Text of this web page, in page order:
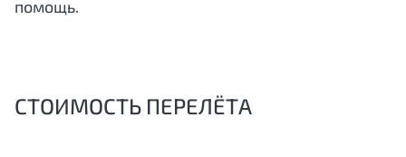
помощь.
СТОИМОСТЬ ПЕРЕЛЁТА